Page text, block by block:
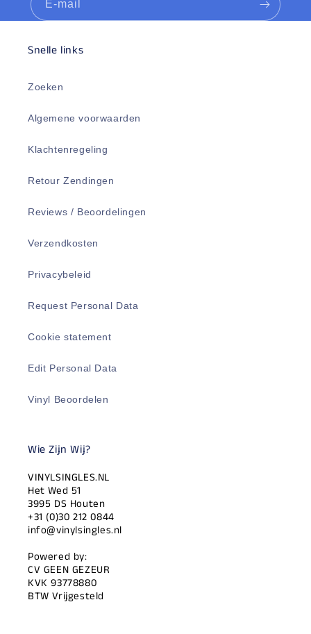
E‑mail
Snelle links
Zoeken
Algemene voorwaarden
Klachtenregeling
Retour Zendingen
Reviews / Beoordelingen
Verzendkosten
Privacybeleid
Request Personal Data
Cookie statement
Edit Personal Data
Vinyl Beoordelen
Wie Zijn Wij?
VINYLSINGLES.NL
Het Wed 51
3995 DS Houten
+31 (0)30 212 0844
info@vinylsingles.nl
Powered by:
CV GEEN GEZEUR
KVK 93778880
BTW Vrijgesteld